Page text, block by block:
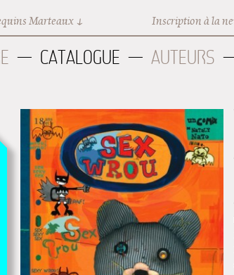
Marteaux Inscription à la
CATALOGUE AUTEURS